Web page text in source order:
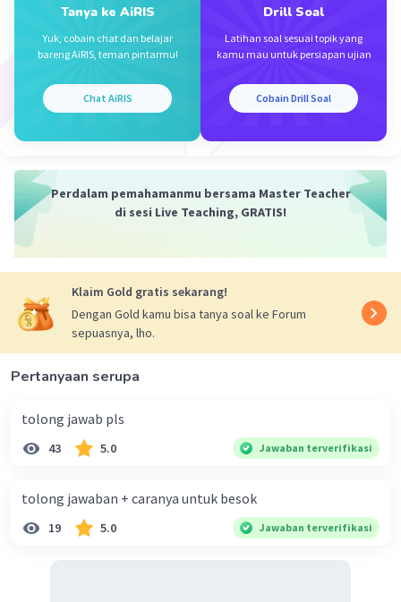
Jawaban terverifikasi
jawabannya adalah C.
Karena paragraf tersebut menyajikan argumen
tentang pentingnya kegiatan pengenalan
lingkungan sekolah (PLS) dalam membantu
Beri Rating·0.0( 0) Balas
Tanya ke AiRIS
Yuk, cobain chat dan belajar
bareng AiRIS, teman pintarmu!
Chat AiRIS
Drill Soal
Latihan soal sesuai topik yang
kamu mau untuk persiapan ujian
Cobain Drill Soal
Perdalam pemahamanmu bersama Master Teacher
di sesi Live Teaching, GRATIS!
Klaim Gold gratis sekarang!
Dengan Gold kamu bisa tanya soal ke Forum
sepuasnya, lho.
Pertanyaan serupa
tolong jawab pls
43 5.0 Jawaban terverifikasi
tolong jawaban + caranya untuk besok
19 5.0 Jawaban terverifikasi